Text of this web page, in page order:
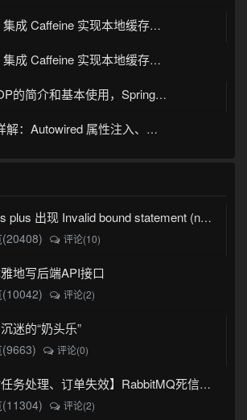
成 Caffeine 实现本地缓存详解
Caffeine 实现本地缓存实战详解
介和基本使用，SpringBoot使用AOP
属性注入、构造方法注入与 Setter 注入实践
mybatis plus 出现 Invalid bound statement (not found)
(20408)
评论(10)
地写后端API接口
(10042) 评论(2)
迷的“奶头乐”
(9663) 评论(0)
【延时任务处理、订单失效】RabbitMQ死信队列实现
(11304)
评论(2)